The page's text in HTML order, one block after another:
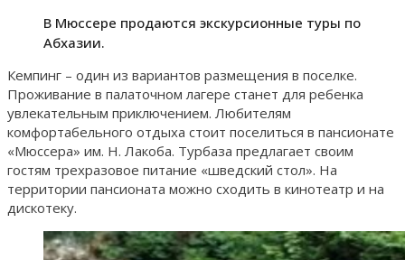
В Мюссере продаются экскурсионные туры по
Абхазии.
Кемпинг – один из вариантов размещения в поселке.
Проживание в палаточном лагере станет для ребенка
увлекательным приключением. Любителям
комфортабельного отдыха стоит поселиться в пансионате
«Мюссера» им. Н. Лакоба. Турбаза предлагает своим
гостям трехразовое питание «шведский стол». На
территории пансионата можно сходить в кинотеатр и на
дискотеку.